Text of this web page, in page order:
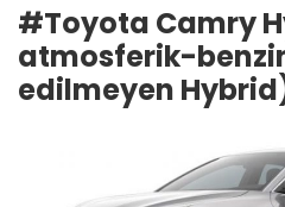
#Toyota Camry
atmosferik-
edilmeyen